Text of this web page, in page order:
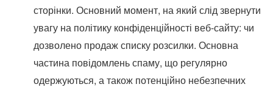
сторінки. Основний момент, на який слід звернути
увагу на політику конфіденційності веб-сайту: чи
дозволено продаж списку розсилки. Основна
частина повідомлень спаму, що регулярно
одержуються, а також потенційно небезпечних